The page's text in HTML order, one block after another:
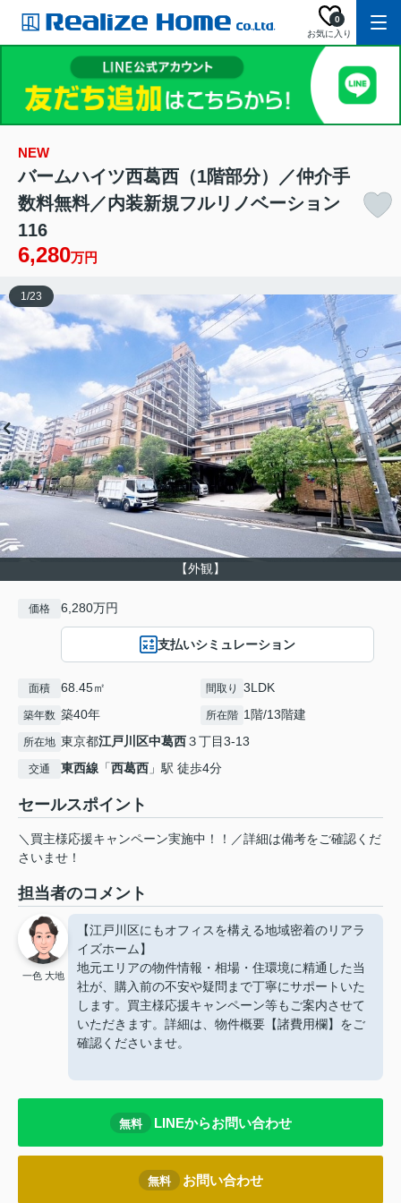
お気に入り
0
NEW
バームハイツ西葛西（1階部分）／仲介手
数料無料／内装新規フルリノベーション
116
6,280万円
【外観】
1 /23
価格 6,280万円
支払いシミュレーション
面積 68.45㎡ 間取り 3LDK
築年数 築40年 所在階 1階/13階建
所在地 東京都江戸川区中葛西３丁目3-13
交通 東西線 「西葛西 」駅 徒歩4分
セールスポイント
＼買主様応援キャンペーン実施中！！／詳細は備考をご確認くだ
さいませ！
担当者のコメント
一色 大地
【江戸川区にもオフィスを構える地域密着のリアラ
イズホーム】
地元エリアの物件情報・相場・住環境に精通した当
社が、購入前の不安や疑問まで丁寧にサポートいた
します。買主様応援キャンペーン等もご案内させて
いただきます。詳細は、物件概要【諸費用欄】をご
確認くださいませ。
無料 LINEからお問い合わせ
無料 お問い合わせ